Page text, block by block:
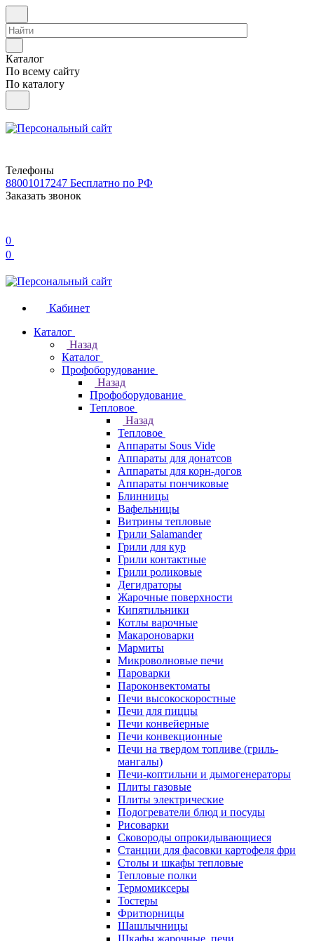
Каталог
По всему сайту
По каталогу
Телефоны
88001017247 Бесплатно по РФ
Заказать звонок
0
0
Кабинет
Каталог
Назад
Каталог
Профоборудование
Назад
Профоборудование
Тепловое
Назад
Тепловое
Аппараты Sous Vide
Аппараты для донатсов
Аппараты для корн-догов
Аппараты пончиковые
Блинницы
Вафельницы
Витрины тепловые
Грили Salamander
Грили для кур
Грили контактные
Грили роликовые
Дегидраторы
Жарочные поверхности
Кипятильники
Котлы варочные
Макароноварки
Мармиты
Микроволновые печи
Пароварки
Пароконвектоматы
Печи высокоскоростные
Печи для пиццы
Печи конвейерные
Печи конвекционные
Печи на твердом топливе (гриль-
мангалы)
Печи-коптильни и дымогенераторы
Плиты газовые
Плиты электрические
Подогреватели блюд и посуды
Рисоварки
Сковороды опрокидывающиеся
Станции для фасовки картофеля фри
Столы и шкафы тепловые
Тепловые полки
Термомиксеры
Тостеры
Фритюрницы
Шашлычницы
Шкафы жарочные, печи